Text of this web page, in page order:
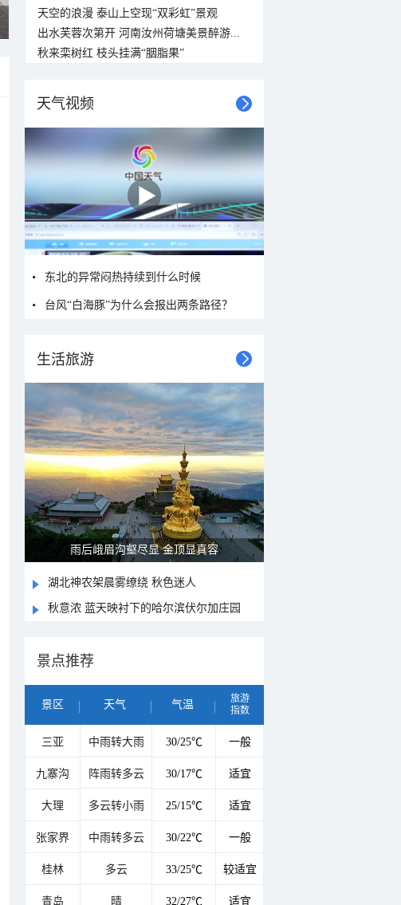
天空的浪漫 泰山上空现“双彩虹”景观
出水芙蓉次第开 河南汝州荷塘美景醉游...
秋来栾树红 枝头挂满“胭脂果”
天气视频
东北的异常闷热持续到什么时候
台风“白海豚”为什么会报出两条路径？
生活旅游
雨后峨眉沟壑尽显 金顶显真容
湖北神农架晨雾缭绕 秋色迷人
秋意浓 蓝天映衬下的哈尔滨伏尔加庄园
景点推荐
景区 天气 气温
旅游
指数
三亚 中雨转大雨 30/25℃ 一般
九寨沟 阵雨转多云 30/17℃ 适宜
大理 多云转小雨 25/15℃ 适宜
张家界 中雨转多云 30/22℃ 一般
桂林 多云 33/25℃ 较适宜
青岛 晴 32/27℃ 适宜